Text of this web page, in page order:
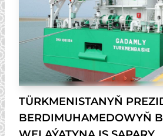
TÜRKMENISTANYŇ
BERDIMUHAMEDOWYŇ